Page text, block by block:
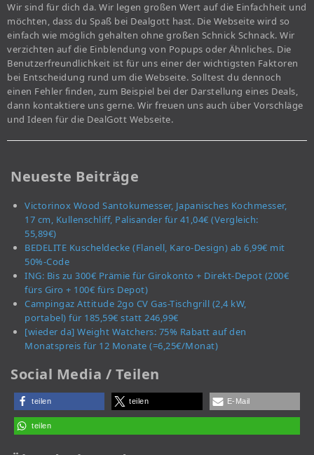
Wir sind für dich da. Wir legen großen Wert auf die Einfachheit und
möchten, dass du Spaß bei Dealgott hast. Die Webseite wird so
einfach wie möglich gehalten ohne großen Schnick Schnack. Wir
verzichten auf die Einblendung von Popups oder Ähnliches. Die
Benutzerfreundlichkeit ist für uns einer der wichtigsten Faktoren
bei Entscheidung rund um die Webseite. Solltest du dennoch
einen Fehler finden, zum Beispiel bei der Darstellung eines Deals,
dann kontaktiere uns gerne. Wir freuen uns auch über Vorschläge
und Ideen für die DealGott Webseite.
Neueste Beiträge
Victorinox Wood Santokumesser, Japanisches Kochmesser,
17 cm, Kullenschliff, Palisander für 41,04€ (Vergleich:
55,89€)
BEDELITE Kuscheldecke (Flanell, Karo-Design) ab 6,99€ mit
50%-Code
ING: Bis zu 300€ Prämie für Girokonto + Direkt-Depot (200€
fürs Giro + 100€ fürs Depot)
Campingaz Attitude 2go CV Gas-Tischgrill (2,4 kW,
portabel) für 185,59€ statt 246,99€
[wieder da] Weight Watchers: 75% Rabatt auf den
Monatspreis für 12 Monate (=6,25€/Monat)
Social Media / Teilen
teilen teilen E-Mail
teilen